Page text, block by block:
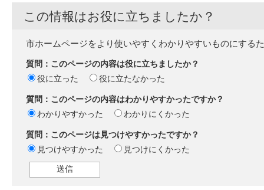
この情報はお役に立ちましたか？
市ホームページをより使いやすくわかりやすいものにする
質問：このページの内容は役に立ちましたか？
役に立った
役に立たなかった
質問：このページの内容はわかりやすかったですか？
わかりやすかった
わかりにくかった
質問：このページは見つけやすかったですか？
見つけやすかった
見つけにくかった